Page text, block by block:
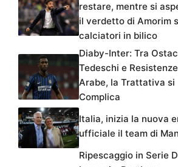
restare, mentre si
il verdetto di Amorim
calciatori in bilico
Diaby-Inter: Tra
Tedeschi e Resistenze
Arabe, la Trattativa si
Complica
Italia, inizia la nuova
ufficiale il team di
Ripescaggio in Serie